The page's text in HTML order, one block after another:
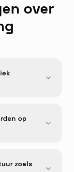
over
op
zoals